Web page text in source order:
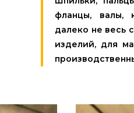
фланцы, валы,
далеко не весь
изделий, для